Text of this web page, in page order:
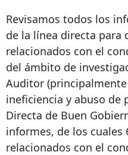
Revisamos todos los
de la línea directa para
relacionados con el
del ámbito de
Auditor
ineficiencia y abuso de
Directa de Buen
informes, de los cuales
relacionados con el